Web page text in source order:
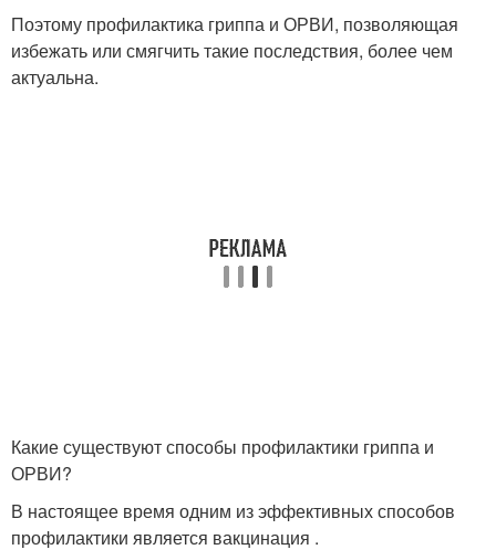
Поэтому профилактика гриппа и ОРВИ, позволяющая
избежать или смягчить такие последствия, более чем
актуальна.
Какие существуют способы профилактики гриппа и
ОРВИ?
В настоящее время одним из эффективных способов
профилактики является вакцинация .